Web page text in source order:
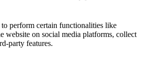
perform certain functionalities like
website on social media platforms, collect
party features.